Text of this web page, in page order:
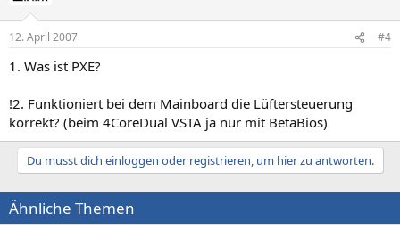
12. April 2007 #4
1. Was ist PXE?
!2. Funktioniert bei dem Mainboard die Lüftersteuerung
korrekt? (beim 4CoreDual VSTA ja nur mit BetaBios)
Du musst dich einloggen oder registrieren, um hier zu antworten.
Ähnliche Themen